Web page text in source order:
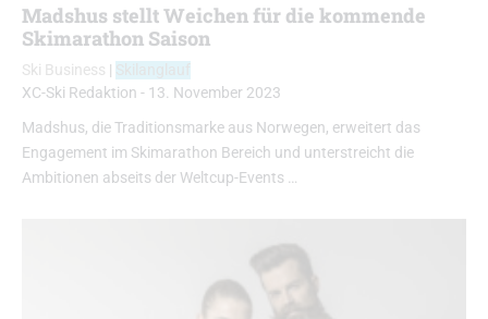
Madshus stellt Weichen für die kommende
Skimarathon Saison
Ski Business |
XC-Ski Redaktion - 13. November 2023
Madshus, die Traditionsmarke aus Norwegen, erweitert das
Engagement im Skimarathon Bereich und unterstreicht die
Ambitionen abseits der Weltcup-Events …